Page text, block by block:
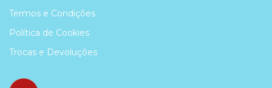
Termos e Condições
Política de Cookies
Trocas e Devoluções